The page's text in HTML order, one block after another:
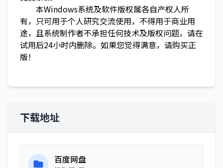
本Windows系统及软件版权属各自产权人所
有，只可用于个人研究交流使用，不得用于商业用
途，且系统制作者不承担任何技术及版权问题，请在
试用后24小时内删除。如果您觉得满意，请购买正
版！
下载地址
百度网盘